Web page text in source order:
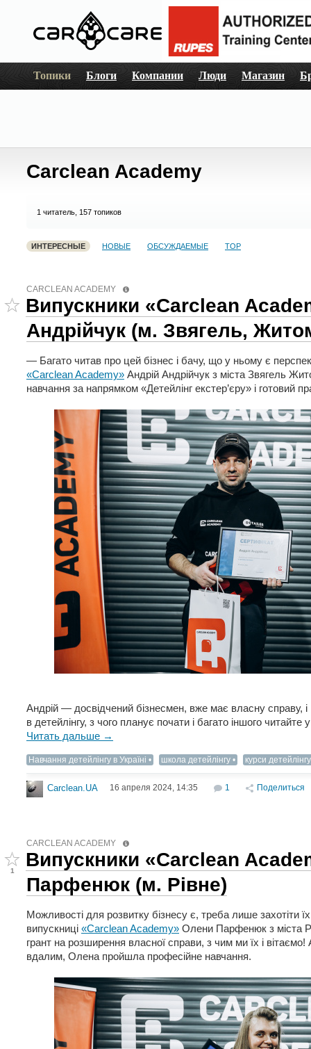
Топики Блоги Компании Люди Магазин
Carclean Academy
1 читатель, 157 топиков
ИНТЕРЕСНЫЕ НОВЫЕ ОБСУЖДАЕМЫЕ TOP
CARCLEAN ACADEMY
Випускники «Carclean
Андрійчук (м. Звягель,
— Багато читав про цей бізнес і бачу, що у ньому є
«Carclean Academy» Андрій Андрійчук з міста Звягель
навчання за напрямком «Детейлінг екстер’єру» і готовий
Андрій — досвідчений бізнесмен, вже має власну справу,
в детейлінгу, з чого планує почати і багато іншого читайте
Читать дальше →
Навчання детейлінгу в Україні школа детейлінгу курси детейлінгу
Carclean.UA 16 апреля 2024, 14:35 1 Поделиться
CARCLEAN ACADEMY
1
Випускники «Carclean
Парфенюк (м. Рівне)
Можливості для розвитку бізнесу є, треба лише захотіти
випускниці «Carclean Academy» Олени Парфенюк з міста
грант на розширення власної справи, з чим ми їх і
вдалим, Олена пройшла професійне навчання.